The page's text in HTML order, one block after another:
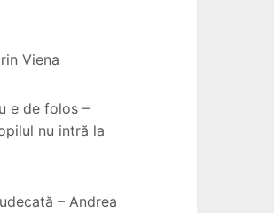
Viena
e de folos –
nu intră la
– Andrea